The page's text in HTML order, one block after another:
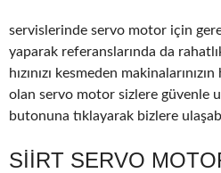
servislerinde servo motor için
yaparak referanslarında da
hızınızı kesmeden
olan servo motor sizlere güvenle
butonuna tıklayarak bizlere
SIIRT SERVO